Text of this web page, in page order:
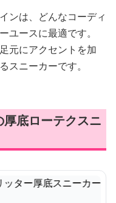
ンは、どんなコーディ
ユースに最適です。
元にアクセントを加
スニーカーです。
底ローテクスニ